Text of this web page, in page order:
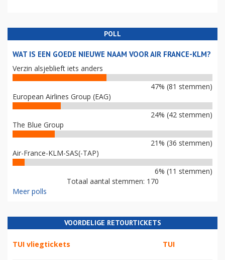
POLL
WAT IS EEN GOEDE NIEUWE NAAM VOOR AIR FRANCE-KLM?
Verzin alsjeblieft iets anders
47% (81 stemmen)
European Airlines Group (EAG)
24% (42 stemmen)
The Blue Group
21% (36 stemmen)
Air-France-KLM-SAS(-TAP)
6% (11 stemmen)
Totaal aantal stemmen: 170
Meer polls
VOORDELIGE RETOURTICKETS
TUI vliegtickets TUI